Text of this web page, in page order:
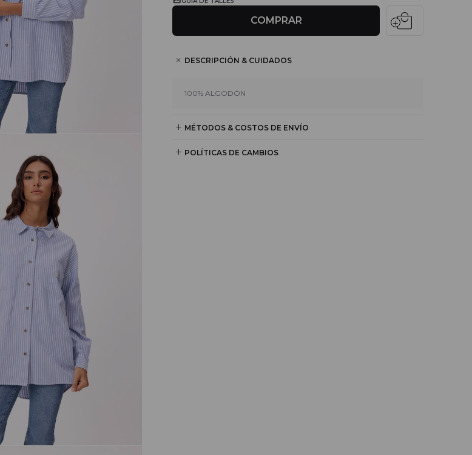
COMPRAR local_mall
DESCRIPCIÓN & CUIDADOS
100% ALGODÓN
MÉTODOS & COSTOS DE ENVÍO
POLÍTICAS DE CAMBIOS